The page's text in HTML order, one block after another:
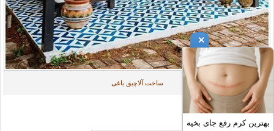
ساخت آلاچیق باغی
×
بهترین کرم رفع جای بخیه